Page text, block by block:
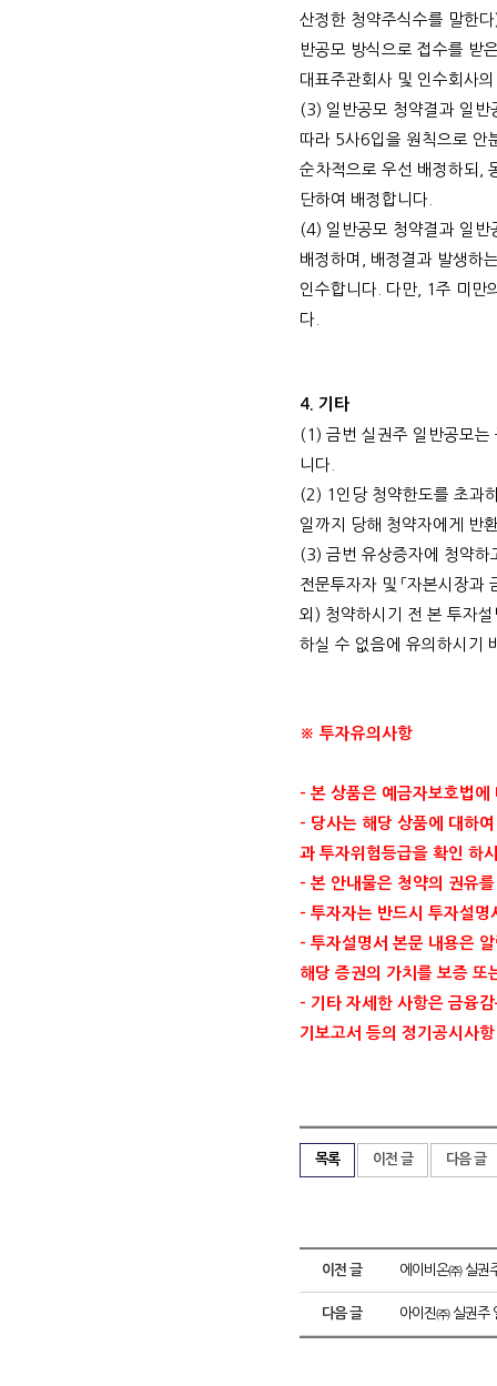
산정한 청약주식수를 말한다
반공모 방식으로 접수를 받
대표주관회사 및 인수회사
(3) 일반공모 청약결과 일
따라 5사6입을 원칙으로 안
순차적으로 우선 배정하되
단하여 배정합니다
(4) 일반공모 청약결과 일
배정하며
배정결과 발생하
인수합니다 다만, 1 주 미만
다
4. 기타
(1) 금번 실권주 일반공모는
니다
(2) 1 인당 청약한도를 초과
일까지 당해 청약자에게 반
(3) 금번 유상증자에 청약하
전문투자자 및 「자본시장과
외 ) 청약하시기 전 본 투자
하실 수 없음에 유의하시기
※ 투자유의사항
- 본 상품은 예금자보호법에
- 당사는 해당 상품에 대하
과 투자위험등급을 확인 하
- 본 안내물은 청약의 권유
- 투자자는 반드시 투자설명
- 투자설명서 본문 내용은
해당 증권의 가치를 보증 또
- 기타 자세한 사항은 금융
기보고서 등의 정기공시사
목록 이전 글 다음 글
이전 글 에이비온㈜ 실권
다음 글 아이진㈜ 실권주